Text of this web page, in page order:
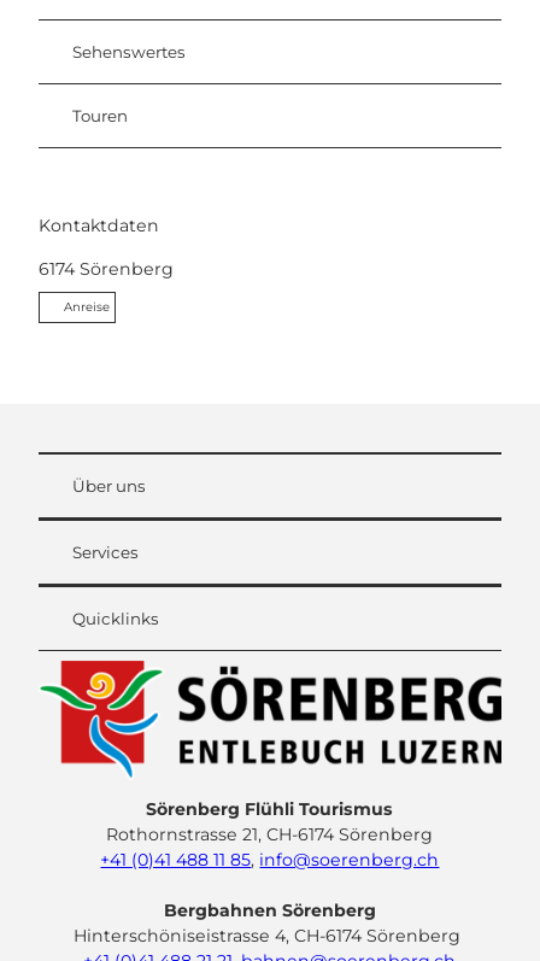
Sehenswertes
Touren
Kontaktdaten
6174 Sörenberg
Anreise
Über uns
Services
Quicklinks
Sörenberg Flühli Tourismus
Rothornstrasse 21, CH-6174 Sörenberg
+41 (0)41 488 11 85, info@soerenberg.ch
Bergbahnen Sörenberg
Hinterschöniseistrasse 4, CH-6174 Sörenberg